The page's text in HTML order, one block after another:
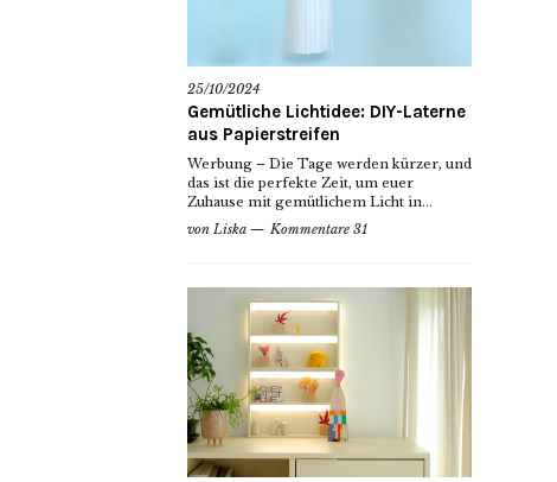
25/10/2024
Gemütliche Lichtidee: DIY-Laterne
aus Papierstreifen
Werbung – Die Tage werden kürzer, und
das ist die perfekte Zeit, um euer
Zuhause mit gemütlichem Licht in...
von Liska Kommentare 31